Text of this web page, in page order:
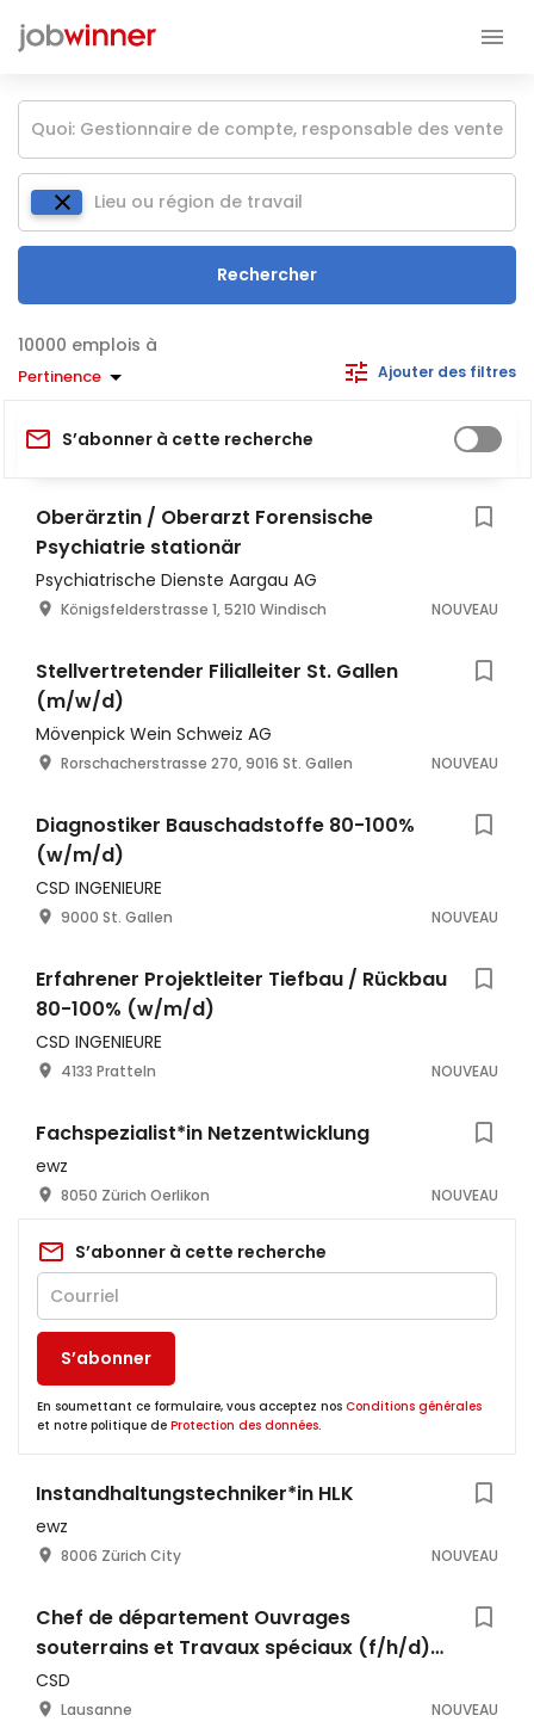
Rechercher
emplois à
Pertinence Ajouter des filtres
S’abonner à cette recherche
Oberärztin / Oberarzt Forensische
Psychiatrie stationär
Psychiatrische Dienste Aargau AG
Königsfelderstrasse 1, 5210 Windisch NOUVEAU
Stellvertretender Filialleiter St. Gallen
(m/w/d)
Mövenpick Wein Schweiz AG
Rorschacherstrasse 270, 9016 St. Gallen NOUVEAU
Diagnostiker Bauschadstoffe 80-100%
(w/m/d)
CSD INGENIEURE
9000 St. Gallen NOUVEAU
Erfahrener Projektleiter Tiefbau / Rückbau
80-100% (w/m/d)
CSD INGENIEURE
4133 Pratteln NOUVEAU
Fachspezialist*in Netzentwicklung
ewz
8050 Zürich Oerlikon NOUVEAU
S’abonner à cette recherche
S’abonner
En soumettant ce formulaire, vous acceptez nos Conditions générales
et notre politique de Protection des données.
Instandhaltungstechniker*in HLK
ewz
8006 Zürich City NOUVEAU
Chef de département Ouvrages
souterrains et Travaux spéciaux (f/h/d)
80-100%
CSD
Lausanne NOUVEAU